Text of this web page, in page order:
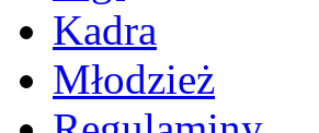
Kadra
Młodzież